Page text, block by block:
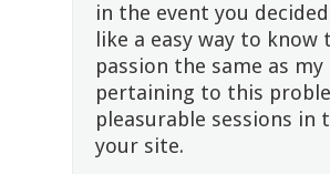
in the event you
like a easy way to
passion the same as
pertaining to this
pleasurable sessions
your site.